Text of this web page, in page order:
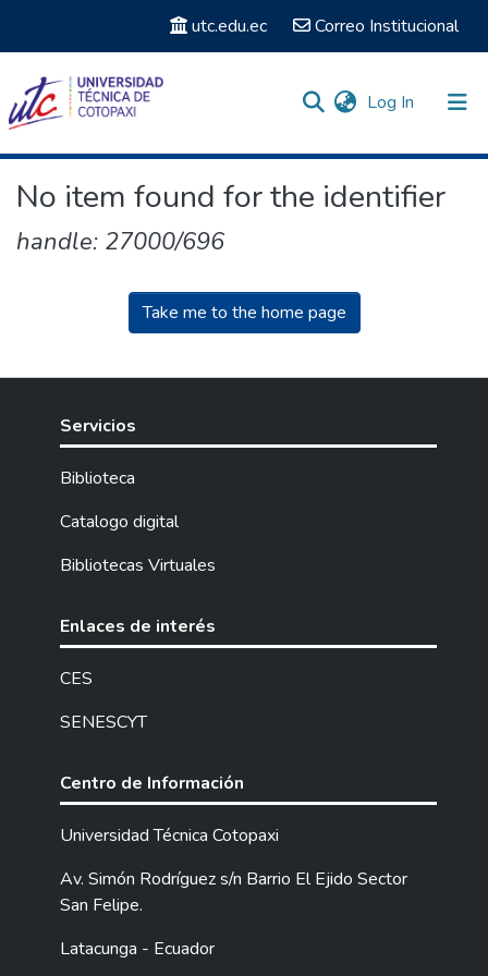
utc.edu.ec Correo Institucional
Log In (current)
No item found for the identifier
handle: 27000/696
Take me to the home page
Servicios
Biblioteca
Catalogo digital
Bibliotecas Virtuales
Enlaces de interés
CES
SENESCYT
Centro de Información
Universidad Técnica Cotopaxi
Av. Simón Rodríguez s/n Barrio El Ejido Sector
San Felipe.
Latacunga - Ecuador